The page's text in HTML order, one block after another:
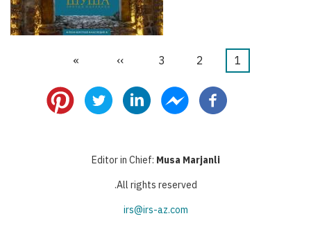
דף
1 דף
2 דף
3
הדף
››
הדף
»
Editor in Chief: Musa Marjanli
All rights reserved.
irs@irs-az.com